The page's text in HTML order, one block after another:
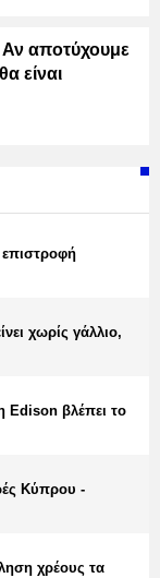
αποτύχουμε
είναι
χωρίς γάλλιο,
Edison βλέπει το
Κύπρου -
χρέους τα